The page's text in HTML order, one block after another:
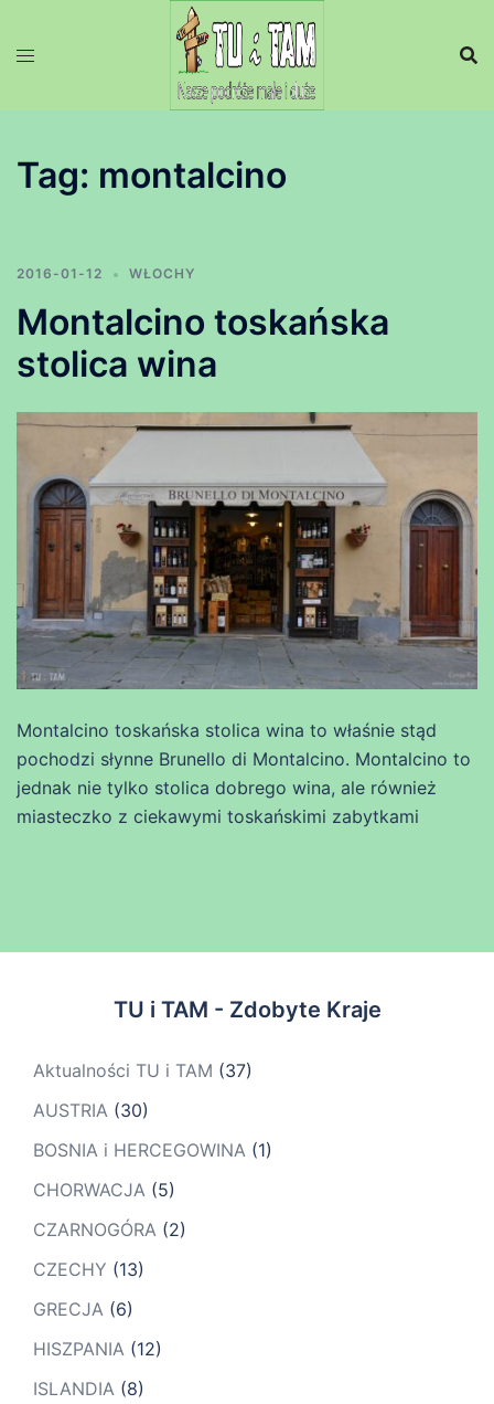
Tag: montalcino
2016-01-12 WŁOCHY
Montalcino toskańska
stolica wina
Montalcino toskańska stolica wina to właśnie stąd
pochodzi słynne Brunello di Montalcino. Montalcino to
jednak nie tylko stolica dobrego wina, ale również
miasteczko z ciekawymi toskańskimi zabytkami
TU i TAM - Zdobyte Kraje
Aktualności TU i TAM (37)
AUSTRIA (30)
BOSNIA i HERCEGOWINA (1)
CHORWACJA (5)
CZARNOGÓRA (2)
CZECHY (13)
GRECJA (6)
HISZPANIA (12)
ISLANDIA (8)